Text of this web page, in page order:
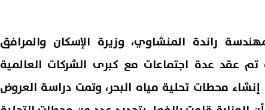
راندة المنشاوي، وزيرة الإسكان والمرافق
تم عقد عدة اجتماعات مع كبرى الشركات العالمية
محطات تحلية مياه البحر، وتمت دراسة العروض